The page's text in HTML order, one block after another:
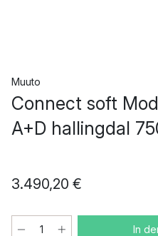
Muuto
Connect soft
A+D hallingdal
3.490,20 €
In